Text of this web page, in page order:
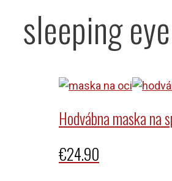
sleeping
Hodvábna maska na
€24.90